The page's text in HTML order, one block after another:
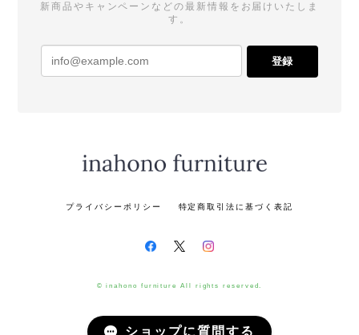
新商品やキャンペーンなどの最新情報をお届けいたしま
す。
登録
プライバシーポリシー 特定商取引法に基づく表記
© inahono furniture All rights reserved.
ショップに質問する